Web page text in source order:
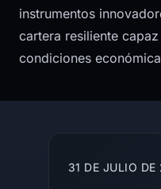
instrumentos
cartera resiliente
condiciones
31 DE JULIO